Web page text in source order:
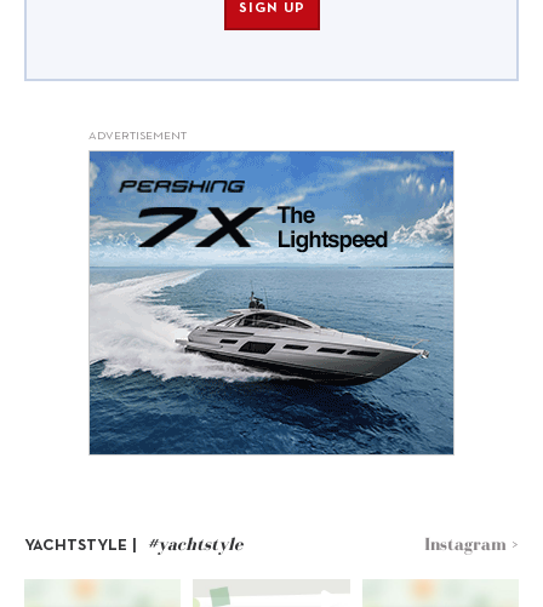
SIGN UP
ADVERTISEMENT
YACHTSTYLE | #yachtstyle Instagram >